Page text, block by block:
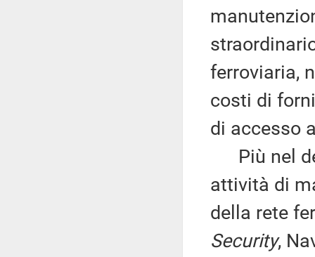
ferroviaria,
costi di
di accesso
Più nel
attività di
della rete
Security,